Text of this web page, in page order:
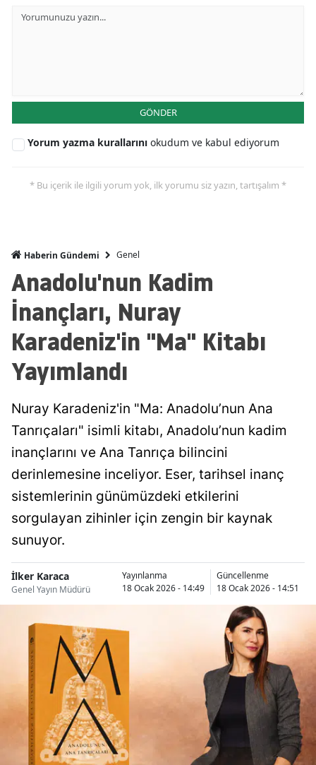
GÖNDER
Yorum yazma kurallarını okudum ve kabul ediyorum
* Bu içerik ile ilgili yorum yok, ilk yorumu siz yazın, tartışalım *
Haberin Gündemi Genel
Anadolu'nun Kadim
İnançları, Nuray
Karadeniz'in "Ma" Kitabı
Yayımlandı
Nuray Karadeniz'in "Ma: Anadolu’nun Ana
Tanrıçaları" isimli kitabı, Anadolu’nun kadim
inançlarını ve Ana Tanrıça bilincini
derinlemesine inceliyor. Eser, tarihsel inanç
sistemlerinin günümüzdeki etkilerini
sorgulayan zihinler için zengin bir kaynak
sunuyor.
İlker Karaca
Genel Yayın Müdürü
Yayınlanma
18 Ocak 2026 - 14:49
Güncellenme
18 Ocak 2026 - 14:51